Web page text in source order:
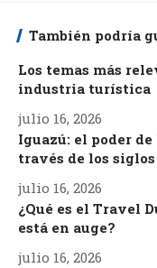
También podría
Los temas más
industria turística
julio 16, 2026
Iguazú: el poder
través de los siglos
julio 16, 2026
¿Qué es el Travel
está en auge?
julio 16, 2026